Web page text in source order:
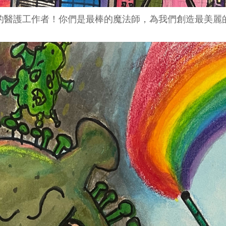
醫護工作者！你們是最棒的魔法師，為我們創造最美麗